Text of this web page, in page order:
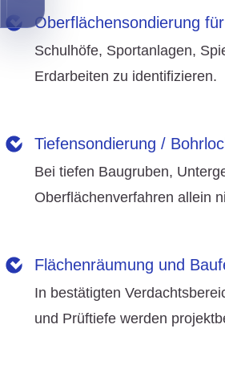
Oberflächensondierung
Schulhöfe, Sportanlagen,
Erdarbeiten zu identifizieren.
Tiefensondierung /
Bei tiefen Baugruben,
Oberflächenverfahren allein
Flächenräumung und
In bestätigten
und Prüftiefe werden